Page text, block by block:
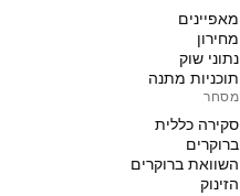
מאפיינים
מחירון
נתוני שוק
תוכניות מתנה
מסחר
סקירה כללית
ברוקרים
השוואת ברוקרים
הזינוק